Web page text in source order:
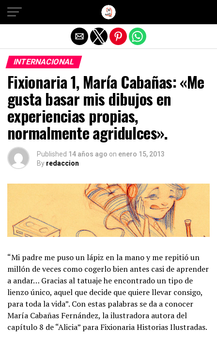
INTERNACIONAL
Fixionaria 1, María Cabañas: «Me
gusta basar mis dibujos en
experiencias propias,
normalmente agridulces».
Published 14 años ago on enero 15, 2013
By redaccion
“Mi padre me puso un lápiz en la mano y me repitió un
millón de veces como cogerlo bien antes casi de aprender
a andar… Gracias al tatuaje he encontrado un tipo de
lienzo único, aquel que decide que quiere llevar consigo,
para toda la vida”. Con estas palabras se da a conocer
María Cabañas Fernández, la ilustradora autora del
capítulo 8 de “Alicia” para Fixionaria Historias Ilustradas.
Salir de la versión móvil